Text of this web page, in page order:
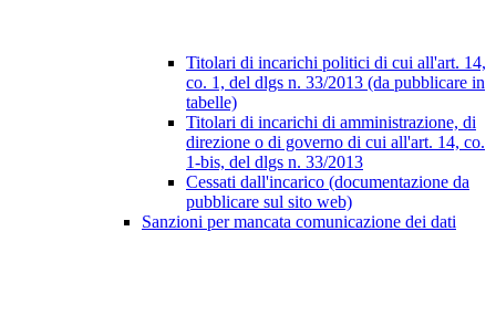
Titolari di incarichi politici di cui all'art. 14,
co. 1, del dlgs n. 33/2013 (da pubblicare in
tabelle)
Titolari di incarichi di amministrazione, di
direzione o di governo di cui all'art. 14, co.
1-bis, del dlgs n. 33/2013
Cessati dall'incarico (documentazione da
pubblicare sul sito web)
Sanzioni per mancata comunicazione dei dati